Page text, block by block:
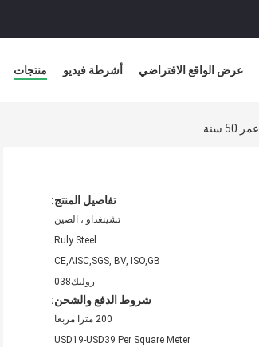
منتجات أشرطة فيديو عرض الواقع الافتراضي
تفاصيل المنتج:
تشينغداو ، الصين
Ruly Steel
CE,AISC,SGS, BV, ISO,GB
روليك038
شروط الدفع والشحن:
200 مترا مربعا
USD19-USD39 Per Square Meter